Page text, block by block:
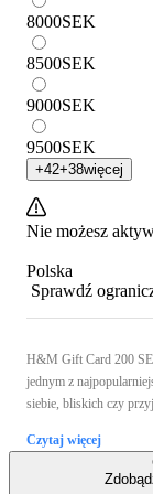
8000SEK
8500SEK
9000SEK
9500SEK
+42+38więcej
Nie możesz
Polska
Sprawdź
H&M Gift Card 200
jednym z
siebie, bliskich czy
Czytaj więcej